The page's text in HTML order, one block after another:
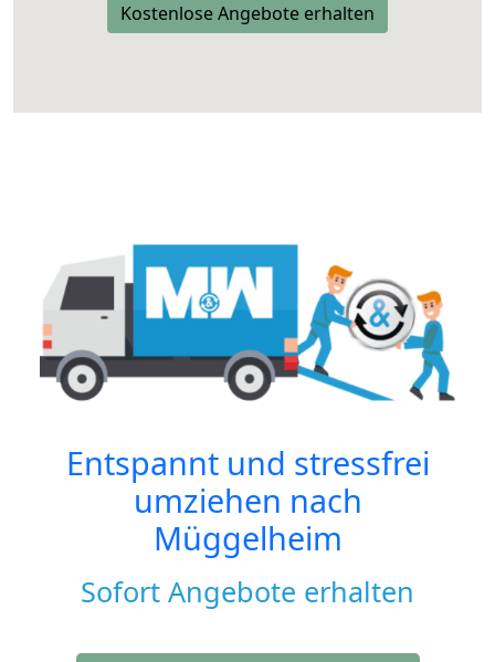
Kostenlose Angebote erhalten
Entspannt und stressfrei
umziehen nach
Müggelheim
Sofort Angebote erhalten